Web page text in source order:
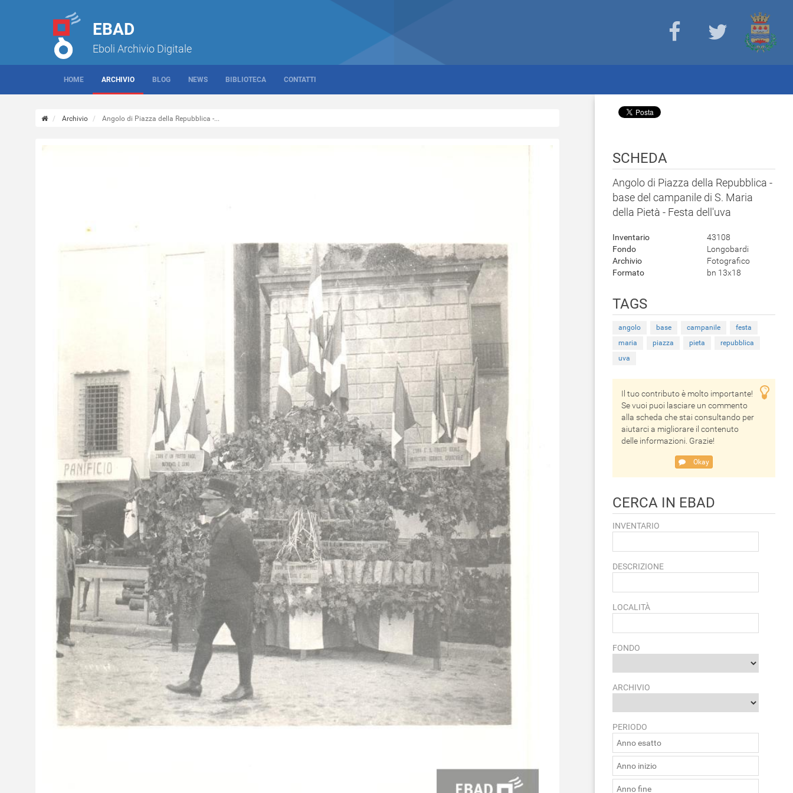
EBAD
Eboli Archivio Digitale
HOME ARCHIVIO BLOG NEWS BIBLIOTECA CONTATTI
Archivio Angolo di Piazza della Repubblica -...
SCHEDA
Angolo di Piazza della Repubblica -
base del campanile di S. Maria
della Pietà - Festa dell'uva
Inventario
43108
Fondo
Longobardi
Archivio
Fotografico
Formato
bn 13x18
TAGS
angolo base campanile
festa
maria
piazza pieta
repubblica
uva
Il tuo contributo è molto importante!
Se vuoi puoi lasciare un commento
alla scheda che stai consultando per
aiutarci a migliorare il contenuto
delle informazioni. Grazie!
Okay
CERCA IN EBAD
INVENTARIO
DESCRIZIONE
LOCALITÀ
FONDO
ARCHIVIO
PERIODO